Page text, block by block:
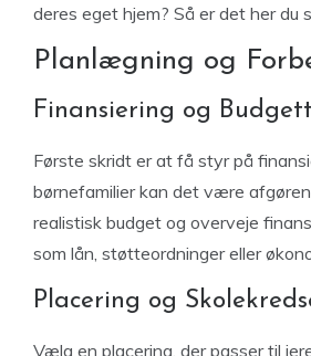
deres eget hjem? Så er det her du
Planlægning og
Finansiering og
Første skridt er at få styr på
børnefamilier kan det være
realistisk budget og overveje
som lån, støtteordninger eller
Placering og
Vælg en placering, der passer til